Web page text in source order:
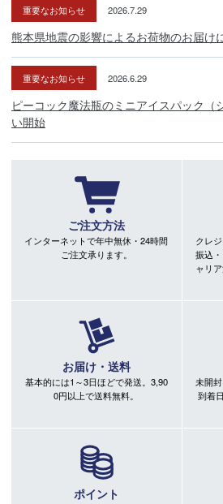
重要なお知らせ 2026.7.29
熊本県地震の影響によるお荷物のお届け
重要なお知らせ 2026.6.29
ピーコック魔法瓶のミニアイスパック（
い開始
ご注文方法
インターネットで年中無休・24時間
ご注文承ります。
クレ
振込
ャリ
お届け・送料
基本的には1～3日ほどで発送。3,90
0円以上で送料無料。
未開
到着
ポイント